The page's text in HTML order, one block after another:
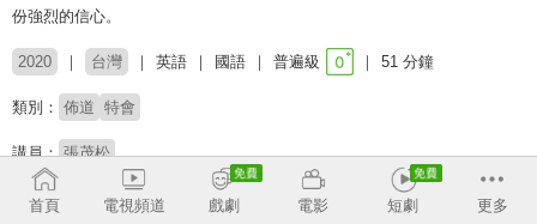
份強烈的信心。
2020 台灣 英語 國語 普遍級 51 分鐘
類別： 佈道 特會
講員： 張茂松
首頁 電視頻道 戲劇 電影 短劇 更多